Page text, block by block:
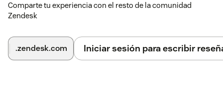
Comparte tu experiencia con el resto de la comunidad
Zendesk
.zendesk.com Iniciar sesión para escribir